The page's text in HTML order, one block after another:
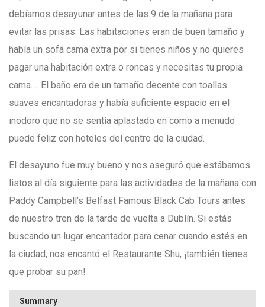
debíamos desayunar antes de las 9 de la mañana para
evitar las prisas. Las habitaciones eran de buen tamaño y
había un sofá cama extra por si tienes niños y no quieres
pagar una habitación extra o roncas y necesitas tu propia
cama…. El baño era de un tamaño decente con toallas
suaves encantadoras y había suficiente espacio en el
inodoro que no se sentía aplastado en como a menudo
puede feliz con hoteles del centro de la ciudad.
El desayuno fue muy bueno y nos aseguró que estábamos
listos al día siguiente para las actividades de la mañana con
Paddy Campbell’s Belfast Famous Black Cab Tours antes
de nuestro tren de la tarde de vuelta a Dublín. Si estás
buscando un lugar encantador para cenar cuando estés en
la ciudad, nos encantó el Restaurante Shu, ¡también tienes
que probar su pan!
Summary